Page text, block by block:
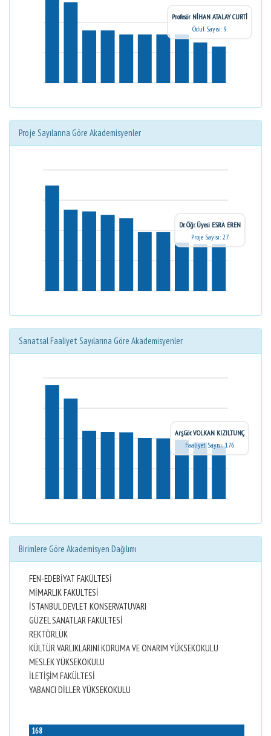
Profesör NİHAN ATALAY CURTİ
Ödül Sayısı: 9
Proje Sayılarına Göre Akademisyenler
Dr. Öğr. Üyesi ESRA EREN
Proje Sayısı: 27
Sanatsal Faaliyet Sayılarına Göre Akademisyenler
Arş.Gör. VOLKAN KIZILTUNÇ
Faaliyet Sayısı: 176
Birimlere Göre Akademisyen Dağılımı
FEN-EDEBİYAT FAKÜLTESİ
MİMARLIK FAKÜLTESİ
İSTANBUL DEVLET KONSERVATUVARI
GÜZEL SANATLAR FAKÜLTESİ
REKTÖRLÜK
KÜLTÜR VARLIKLARINI KORUMA VE ONARIM YÜKSEKOKULU
MESLEK YÜKSEKOKULU
İLETİŞİM FAKÜLTESİ
YABANCI DİLLER YÜKSEKOKULU
168